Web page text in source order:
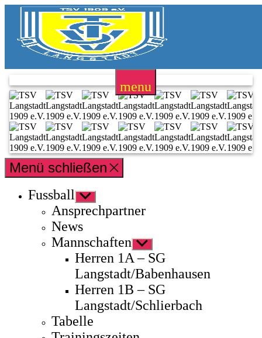
Zum
TSV
1909
e.V.
menu
Menü schließen
Fussball
Untermenü
anzeigen
Ansprechpartner
News
Mannschaften Untermenü
anzeigen
Herren 1A – SG
Langstadt/Babenhausen
Herren 1B – SG
Langstadt/Schlierbach
Tabelle